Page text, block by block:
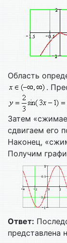
Область
.
Затем
сдвигаем его
Наконец,
Получим
Ответ:
представлена